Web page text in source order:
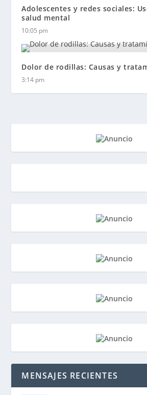
Adolescentes y redes sociales:
salud mental
10:05 pm
Dolor de rodillas: Causas y
3:14 pm
MENSAJES RECIENTES